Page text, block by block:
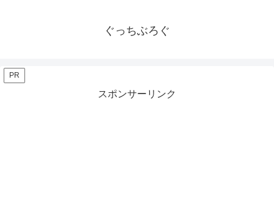
ぐっちぶろぐ
PR
スポンサーリンク